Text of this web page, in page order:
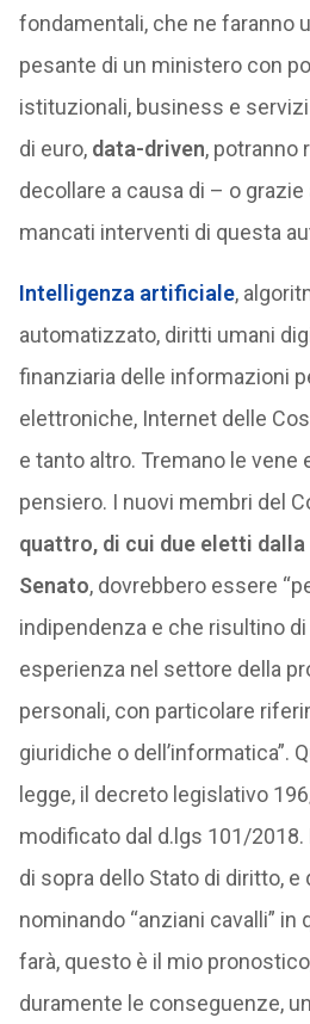
fondamentali, che ne faranno
pesante di un ministero con
istituzionali, business e
di euro, data-driven, potranno
decollare a causa di – o
mancati interventi di questa
Intelligenza artificiale,
automatizzato, diritti umani
finanziaria delle informazioni
elettroniche, Internet delle
e tanto altro. Tremano le vene
pensiero. I nuovi membri del
quattro, di cui due eletti dalla
Senato, dovrebbero essere
indipendenza e che risultino
esperienza nel settore della
personali, con particolare
giuridiche o dell’informatica”.
legge, il decreto legislativo
modificato dal d.lgs 101/2018.
di sopra dello Stato di diritto, e
nominando “anziani cavalli” in
farà, questo è il mio
duramente le conseguenze,